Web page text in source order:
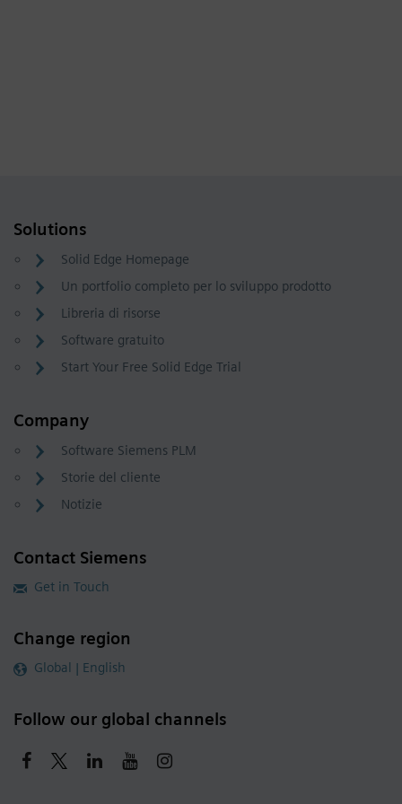
Solutions
Solid Edge Homepage
Un portfolio completo per lo sviluppo prodotto
Libreria di risorse
Software gratuito
Start Your Free Solid Edge Trial
Company
Software Siemens PLM
Storie del cliente
Notizie
Contact Siemens
Get in Touch
Change region
Global | English
Follow our global channels